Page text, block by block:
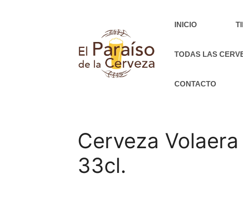
INICIO
TODAS LAS
CONTACTO
Cerveza
33cl.